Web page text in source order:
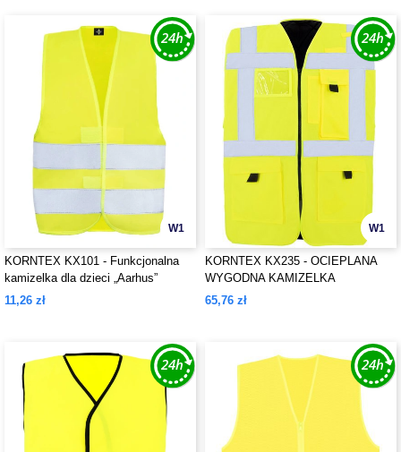
W1
KORNTEX KX101 - Funkcjonalna
kamizelka dla dzieci „Aarhus”
11,26 zł
W1
KORNTEX KX235 - OCIEPLANA
WYGODNA KAMIZELKA
OCHRONNA „WISMAR” DLA
65,76 zł